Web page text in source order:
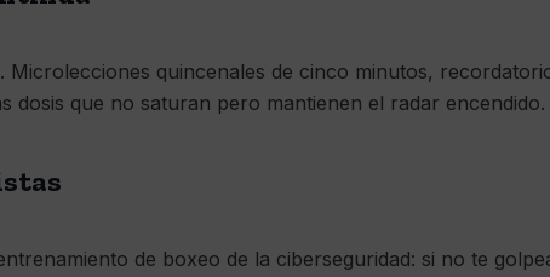
quincenales de cinco minutos,
dosis que no saturan pero mantienen el radar encendido.
de boxeo de la ciberseguridad: si no te